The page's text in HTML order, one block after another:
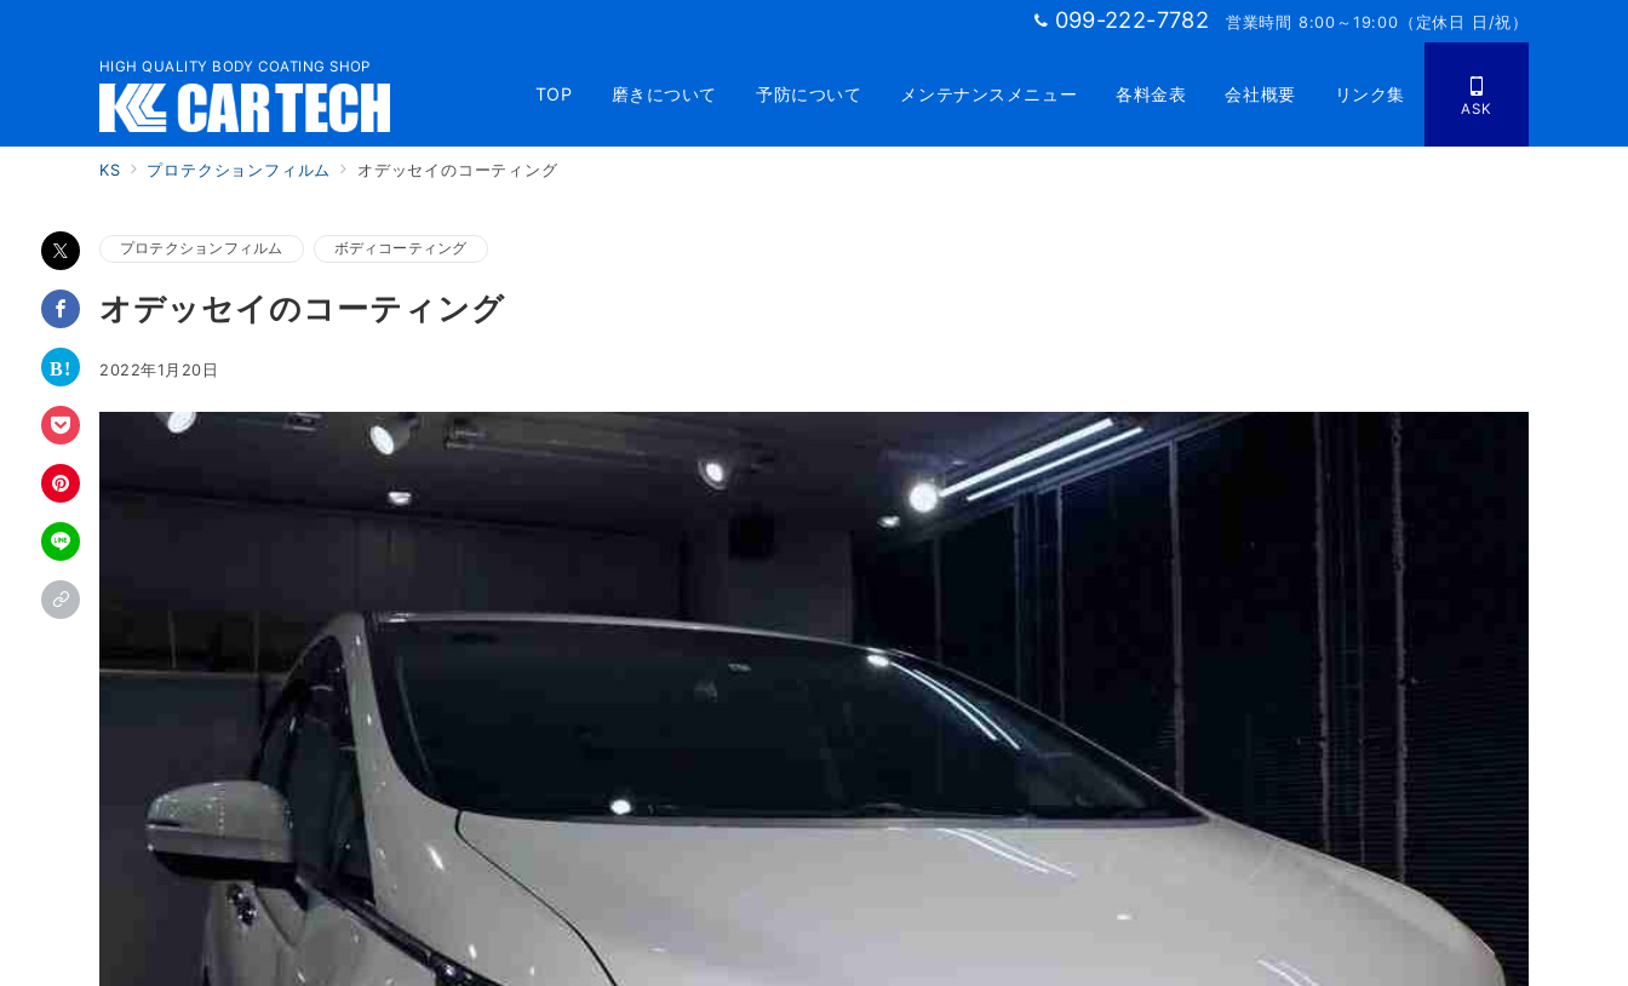
099-222-7782 営業時間 8:00～19:00（定休日 日/祝）
HIGH QUALITY BODY COATING SHOP
TOP 磨きについて 予防について メンテナンスメニュー 各料金表 会社概要 リンク集
ASK
KS プロテクションフィルム オデッセイのコーティング
プロテクションフィルム ボディコーティング
オデッセイのコーティング
2022年1月20日